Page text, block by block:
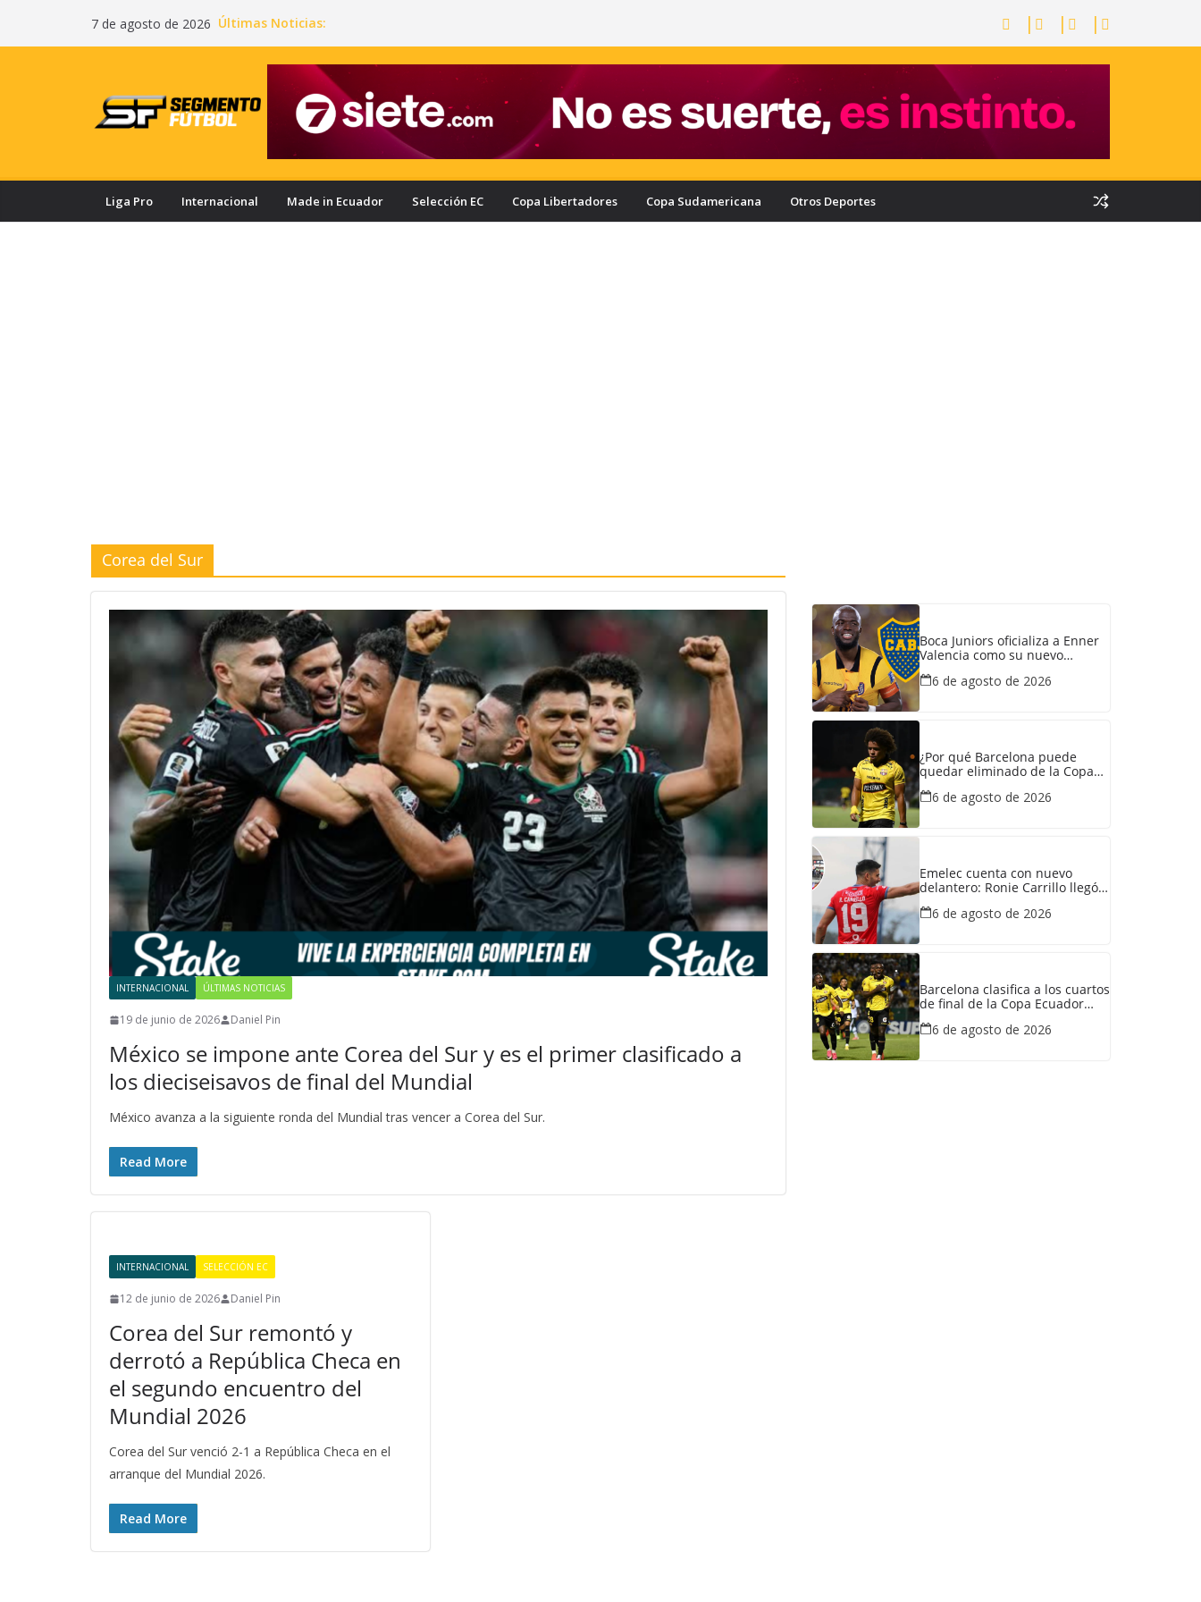
7 de agosto de 2026 Últimas Noticias:
Liga Pro Internacional Made in Ecuador Selección EC Copa Libertadores Copa Sudamericana Otros Deportes
Corea del Sur
INTERNACIONAL ÚLTIMAS NOTICIAS
19 de junio de 2026 Daniel Pin
México se impone ante Corea del Sur y es el primer clasificado a
los dieciseisavos de final del Mundial
México avanza a la siguiente ronda del Mundial tras vencer a Corea del Sur.
Read More
INTERNACIONAL SELECCIÓN EC
12 de junio de 2026 Daniel Pin
Corea del Sur remontó y
derrotó a República Checa en
el segundo encuentro del
Mundial 2026
Corea del Sur venció 2-1 a República Checa en el
arranque del Mundial 2026.
Read More
Boca Juniors oficializa a Enner
Valencia como su nuevo
ganaría el ecuatoriano
6 de agosto de 2026
¿Por qué Barcelona puede
quedar eliminado de la Copa
derrotado a Liga de Portoviejo?
6 de agosto de 2026
Emelec cuenta con nuevo
delantero: Ronie Carrillo llegó a
Bombillo
6 de agosto de 2026
Barcelona clasifica a los cuartos
de final de la Copa Ecuador
en polémica partido
6 de agosto de 2026